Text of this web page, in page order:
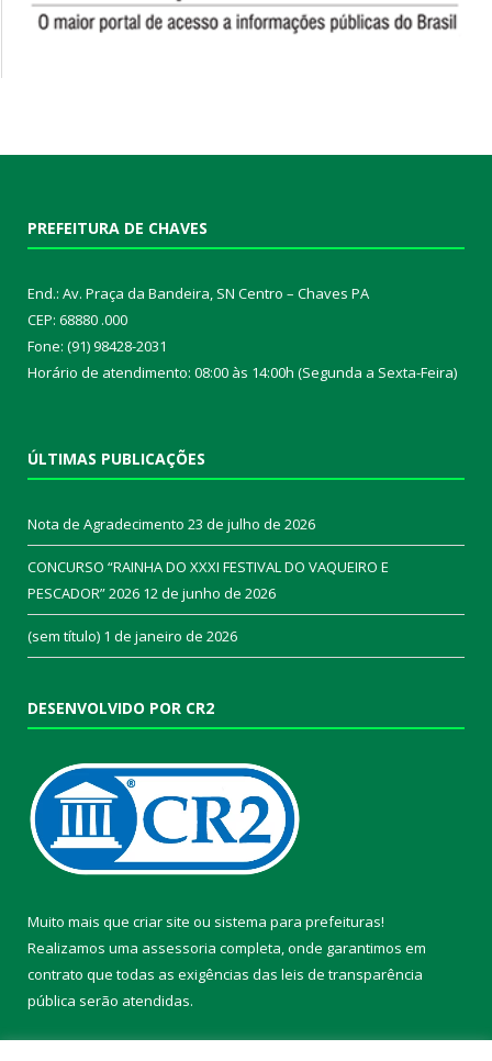
PREFEITURA DE CHAVES
End.: Av. Praça da Bandeira, SN Centro – Chaves PA
CEP: 68880 .000
Fone: (91) 98428-2031
Horário de atendimento: 08:00 às 14:00h (Segunda a Sexta-Feira)
ÚLTIMAS PUBLICAÇÕES
Nota de Agradecimento 23 de julho de 2026
CONCURSO “RAINHA DO XXXI FESTIVAL DO VAQUEIRO E
PESCADOR” 2026 12 de junho de 2026
(sem título) 1 de janeiro de 2026
DESENVOLVIDO POR CR2
Muito mais que criar site ou sistema para prefeituras!
Realizamos uma assessoria completa, onde garantimos em
contrato que todas as exigências das leis de transparência
pública serão atendidas.